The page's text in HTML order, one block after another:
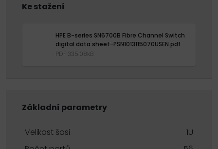
Ke stažení
HPE B-series SN6700B Fibre Channel Switch
digital data sheet-PSN1013115070USEN.pdf
PDF 335.08kB
Základní parametry
Velikost šasi
1U